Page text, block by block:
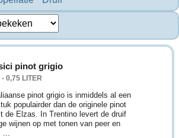
pinot grigio
- 0,75 LITER
pinot grigio is inmiddels al een
populairder dan de originele pinot
de Elzas. In Trentino levert de druif
wijnen op met tonen van peer en